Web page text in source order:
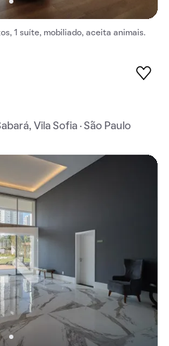
1 suíte, mobiliado, aceita animais.
Vila Sofia · São Paulo